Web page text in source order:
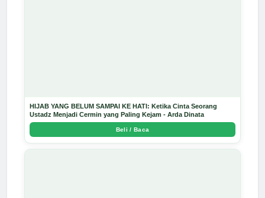
HIJAB YANG BELUM SAMPAI KE HATI: Ketika Cinta Seorang
Ustadz Menjadi Cermin yang Paling Kejam - Arda Dinata
Beli / Baca